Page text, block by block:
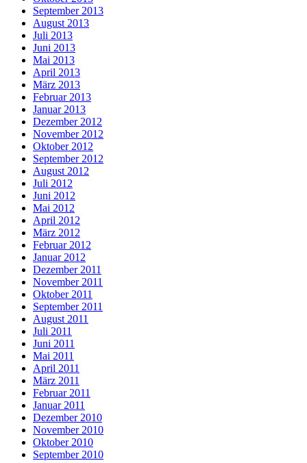
September 2013
August 2013
Juli 2013
Juni 2013
Mai 2013
April 2013
März 2013
Februar 2013
Januar 2013
Dezember 2012
November 2012
Oktober 2012
September 2012
August 2012
Juli 2012
Juni 2012
Mai 2012
April 2012
März 2012
Februar 2012
Januar 2012
Dezember 2011
November 2011
Oktober 2011
September 2011
August 2011
Juli 2011
Juni 2011
Mai 2011
April 2011
März 2011
Februar 2011
Januar 2011
Dezember 2010
November 2010
Oktober 2010
September 2010